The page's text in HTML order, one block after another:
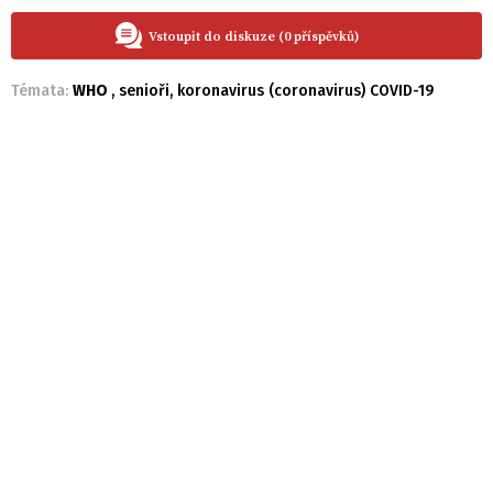
Vstoupit do diskuze (0 příspěvků)
Témata: WHO , senioři, koronavirus (coronavirus) COVID-19